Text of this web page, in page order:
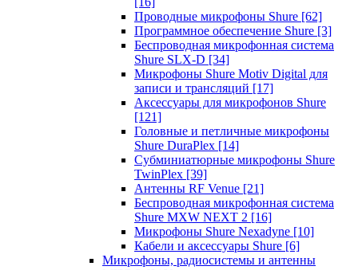
Проводные микрофоны Shure [62]
Программное обеспечение Shure [3]
Беспроводная микрофонная система
Shure SLX-D [34]
Микрофоны Shure Motiv Digital для
записи и трансляций [17]
Аксессуары для микрофонов Shure
[121]
Головные и петличные микрофоны
Shure DuraPlex [14]
Субминиатюрные микрофоны Shure
TwinPlex [39]
Антенны RF Venue [21]
Беспроводная микрофонная система
Shure MXW NEXT 2 [16]
Микрофоны Shure Nexadyne [10]
Кабели и аксессуары Shure [6]
Микрофоны, радиосистемы и антенны